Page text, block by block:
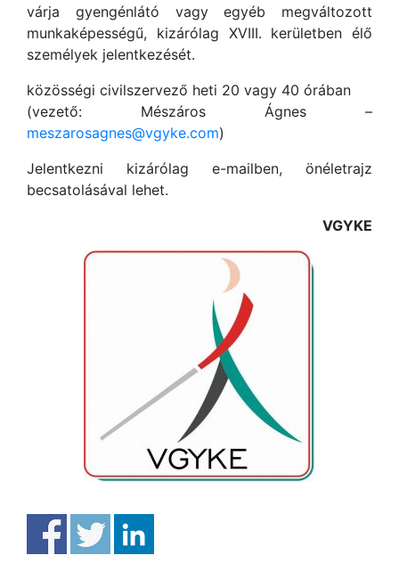
várja gyengénlátó vagy egyéb megváltozott
munkaképességű, kizárólag XVIII. kerületben élő
személyek jelentkezését.
közösségi civilszervező heti 20 vagy 40 órában
(vezető: Mészáros Ágnes –
meszarosagnes@vgyke.com)
Jelentkezni kizárólag e-mailben, önéletrajz
becsatolásával lehet.
VGYKE